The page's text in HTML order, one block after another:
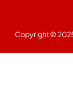
Copyright ©